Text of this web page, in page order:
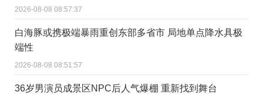
2026-08-08 08:57:37
白海豚或携极端暴雨重创东部多省市 局地单点降水具极
端性
2026-08-08 08:51:57
36岁男演员成景区NPC后人气爆棚 重新找到舞台